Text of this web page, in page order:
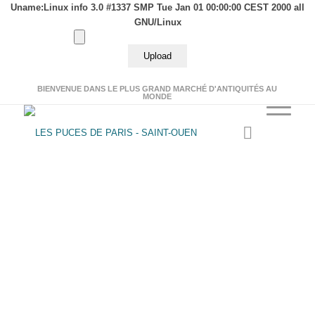
Uname:Linux info 3.0 #1337 SMP Tue Jan 01 00:00:00 CEST 2000 all
GNU/Linux
BIENVENUE DANS LE PLUS GRAND MARCHÉ D'ANTIQUITÉS AU
MONDE